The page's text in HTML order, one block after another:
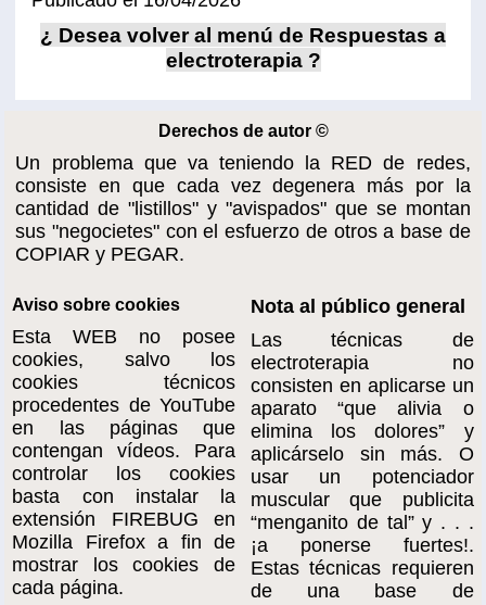
¿ Desea volver al menú de Respuestas a
electroterapia ?
Derechos de autor ©
Un problema que va teniendo la RED de redes,
consiste en que cada vez degenera más por la
cantidad de "listillos" y "avispados" que se montan
sus "negocietes" con el esfuerzo de otros a base de
COPIAR y PEGAR.
Aviso sobre cookies
Esta WEB no posee
cookies, salvo los
cookies técnicos
procedentes de YouTube
en las páginas que
contengan vídeos. Para
controlar los cookies
basta con instalar la
extensión FIREBUG en
Mozilla Firefox a fin de
mostrar los cookies de
cada página.
Nota al público general
Las técnicas de
electroterapia no
consisten en aplicarse un
aparato “que alivia o
elimina los dolores” y
aplicárselo sin más. O
usar un potenciador
muscular que publicita
“menganito de tal” y . . .
¡a ponerse fuertes!.
Estas técnicas requieren
de una base de